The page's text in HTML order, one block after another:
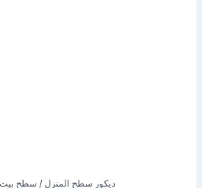
ديكور سطح المنزل / سطح بيت